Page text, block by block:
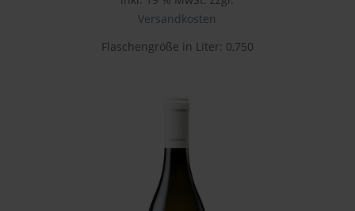
Versandkosten
Flaschengröße in Liter: 0,750